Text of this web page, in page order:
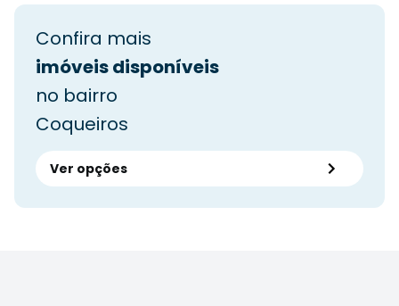
Confira mais
imóveis disponíveis
no bairro
Coqueiros
Ver opções